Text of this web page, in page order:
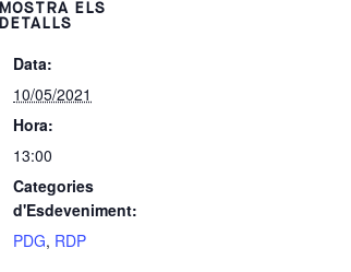
MOSTRA ELS
DETALLS
Data:
10/05/2021
Hora:
13:00
Categories
d'Esdeveniment:
PDG, RDP